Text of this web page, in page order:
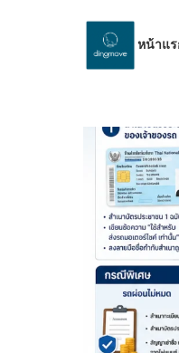
หน้าแร